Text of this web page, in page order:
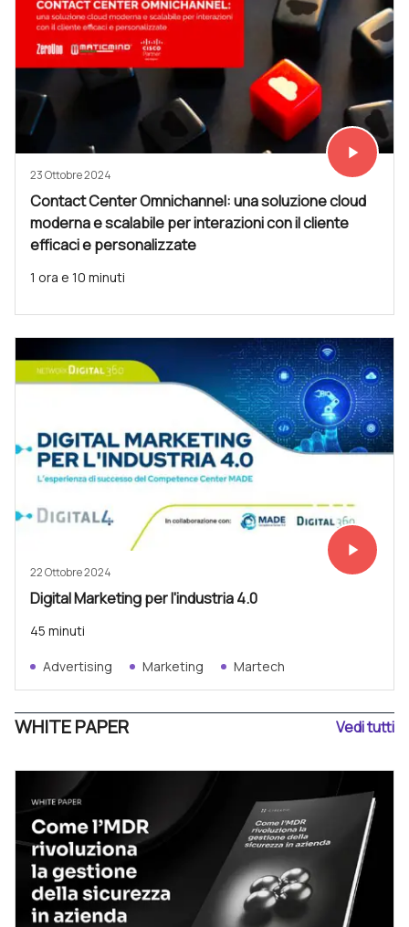
Vedi subito
play_arrow
23 Ottobre 2024
Contact Center Omnichannel: una soluzione cloud
moderna e scalabile per interazioni con il cliente
efficaci e personalizzate
1 ora e 10 minuti
Vedi subito
play_arrow
22 Ottobre 2024
Digital Marketing per l'industria 4.0
45 minuti
Advertising Marketing Martech
WHITE PAPER Vedi tutti